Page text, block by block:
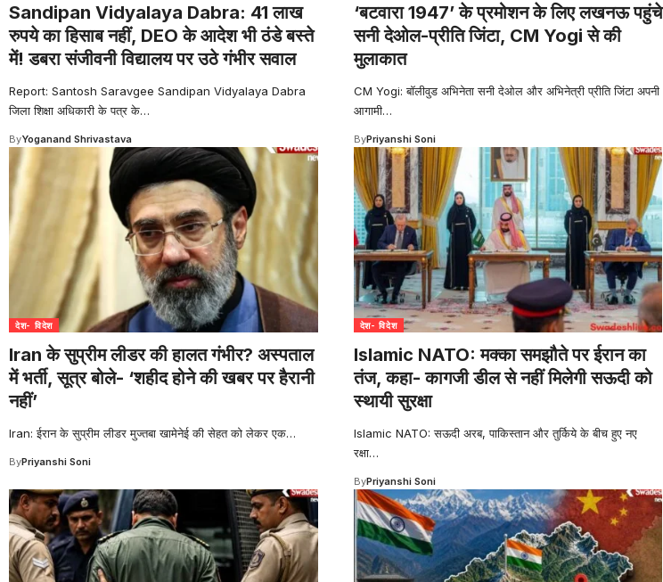
Sandipan Vidyalaya Dabra: 41 लाख
रुपये का हिसाब नहीं, DEO के आदेश भी ठंडे बस्ते
में! डबरा संजीवनी विद्यालय पर उठे गंभीर सवाल
Report: Santosh Saravgee Sandipan Vidyalaya Dabra
जिला शिक्षा अधिकारी के पत्र के…
ByYoganand Shrivastava
‘बटवारा 1947’ के प्रमोशन के लिए लखनऊ पहुंचे
सनी देओल-प्र‍ीति जिंटा, CM Yogi से की
मुलाकात
CM Yogi: बॉलीवुड अभिनेता सनी देओल और अभिनेत्री प्रीति जिंटा अपनी
आगामी…
ByPriyanshi Soni
देश- विदेश
Iran के सुप्रीम लीडर की हालत गंभीर? अस्पताल
में भर्ती, सूत्र बोले- ‘शहीद होने की खबर पर हैरानी
नहीं’
Iran: ईरान के सुप्रीम लीडर मुज्तबा खामेनेई की सेहत को लेकर एक…
ByPriyanshi Soni
देश- विदेश
Islamic NATO: मक्का समझौते पर ईरान का
तंज, कहा- कागजी डील से नहीं मिलेगी सऊदी को
स्थायी सुरक्षा
Islamic NATO: सऊदी अरब, पाकिस्तान और तुर्किये के बीच हुए नए
रक्षा…
ByPriyanshi Soni